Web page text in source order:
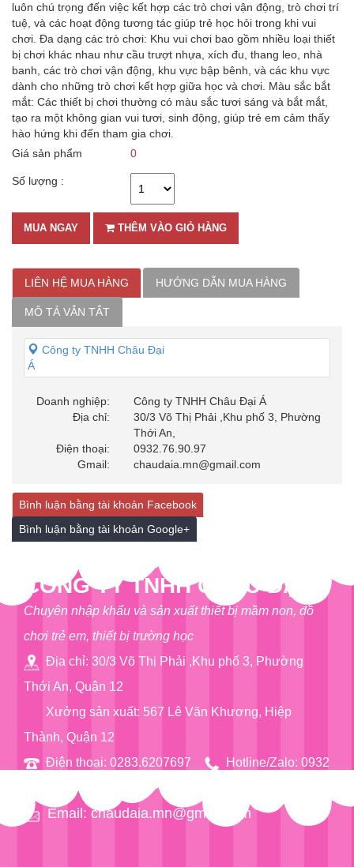
luôn chú trọng đến việc kết hợp các trò chơi vận động, trò chơi trí
tuệ, và các hoạt động tương tác giúp trẻ học hỏi trong khi vui
chơi. Đa dạng các trò chơi: Khu vui chơi bao gồm nhiều loại thiết
bị chơi khác nhau như cầu trượt nhựa, xích đu, thang leo, nhà
banh, các trò chơi vận động, khu vực bập bênh, và các khu vực
dành cho những trò chơi kết hợp giữa học và chơi. Màu sắc bắt
mắt: Các thiết bị chơi thường có màu sắc tươi sáng và bắt mắt,
tạo ra một không gian vui tươi, sinh động, giúp trẻ em cảm thấy
hào hứng khi đến tham gia chơi.
Giá sản phẩm
0
Số lượng :
MUA NGAY THÊM VÀO GIỎ HÀNG
LIÊN HỆ MUA HÀNG HƯỚNG DẪN MUA HÀNG
MÔ TẢ VẮN TẮT
Công ty TNHH Châu Đại
Á
Doanh nghiệp:
Công ty TNHH Châu Đại Á
Địa chỉ:
30/3 Võ Thị Phải ,Khu phố 3, Phường
Thới An,
Điện thoại:
0932.76.90.97
Gmail:
chaudaia.mn@gmail.com
Bình luận bằng tài khoản Facebook
Bình luận bằng tài khoản Google+
CÔNG TY TNHH CHÂU ĐẠI Á
Chuyên nhập khẩu và sản xuất thiết bị mầm non, đồ
chơi trẻ em, thiết bị trường học
Địa chỉ: 30/3 Võ Thị Phải ,Khu phố 3, Phường
Thới An, Quận 12
Xưởng sản xuất: 567 Lê Văn Khương, Hiệp
Thành, Quận 12
Điện thoại: 0283.6207697
Hotline/Zalo: 0932
Email: chaudaia.mn@gmail.com